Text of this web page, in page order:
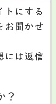
トにする
お聞かせ
には返信
？